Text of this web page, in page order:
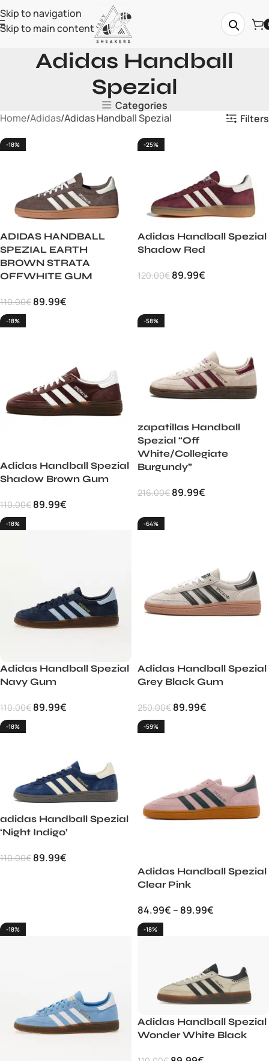
Skip to navigation
Skip to main content
Adidas Handball
Spezial
Categories
Home Adidas Adidas Handball Spezial Filters
-18%
ADIDAS HANDBALL
SPEZIAL EARTH
BROWN STRATA
OFFWHITE GUM
110.00€ 89.99€
-25%
Adidas Handball Spezial
Shadow Red
120.00€ 89.99€
-18%
Adidas Handball Spezial
Shadow Brown Gum
110.00€ 89.99€
-58%
zapatillas Handball
Spezial “Off
White/Collegiate
Burgundy”
216.00€ 89.99€
-18%
Adidas Handball Spezial
Navy Gum
110.00€ 89.99€
-64%
Adidas Handball Spezial
Grey Black Gum
250.00€ 89.99€
-18%
adidas Handball Spezial
‘Night Indigo’
110.00€ 89.99€
-59%
Adidas Handball Spezial
Clear Pink
84.99€ – 89.99€
-18% -18%
Adidas Handball Spezial
Wonder White Black